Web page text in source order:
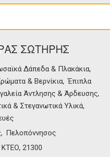
ΣΩΤΗΡΗΣ
Δάπεδα & Πλακάκια
& Βερνίκια Έπιπλα
Άντλησης & Άρδευσης
& Στεγανωτικά Υλικά
Πελοπόννησος
ΚΤΕΟ, 21300